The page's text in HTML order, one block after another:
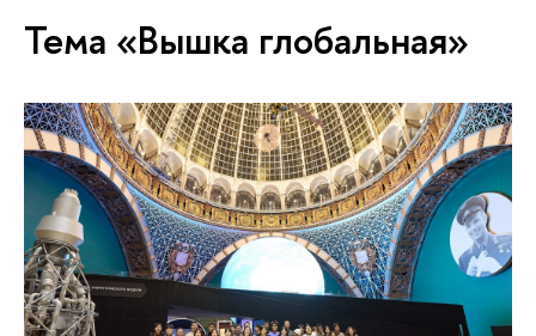
Тема «Вышка глобальная»